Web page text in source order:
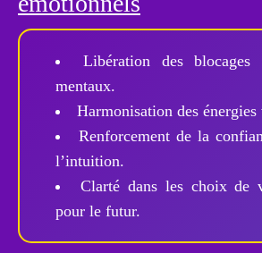
Libération des blocages
mentaux.
Harmonisation des énergies
Renforcement de la
l’intuition.
Clarté dans les choix de
pour le futur.